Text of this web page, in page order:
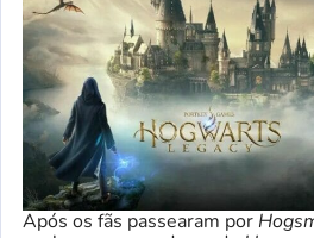
Após os fãs passearam por